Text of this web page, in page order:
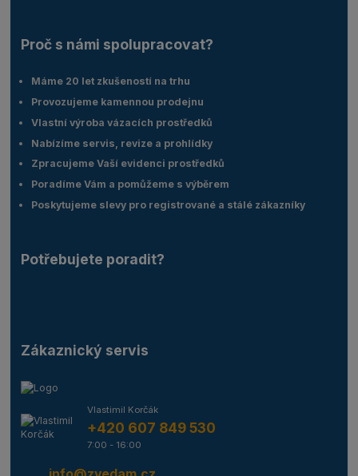
Proč s námi spolupracovat?
Máme 20 let zkušeností na trhu
Provozujeme kamennou prodejnu
Vlastní výroba vázacích prostředků
Nabízíme servis, revize a prohlídky
Zpracujeme Vaší evidenci prostředků
Poradíme Vám a pomůžeme s výběrem
Poskytujeme slevy pro registrované a stálé zákazníky
Potřebujete poradit?
Zákaznický servis
Vlastimil Korčák
+420 607 849 530
7:00 - 16:00